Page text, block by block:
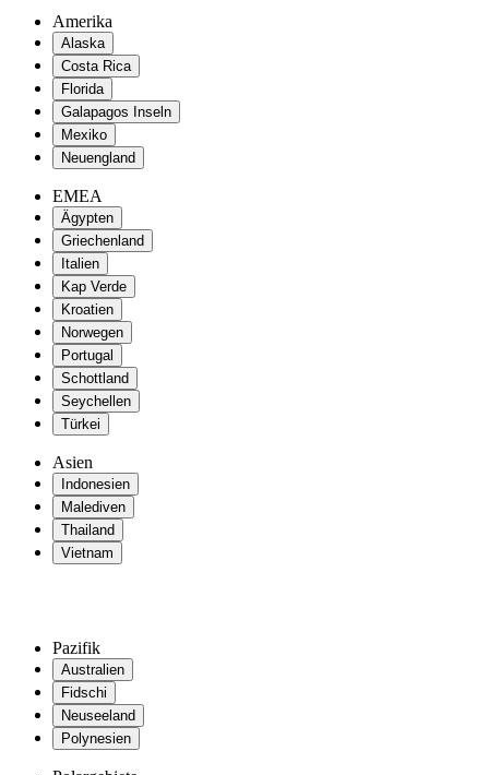
Amerika
Alaska
Costa Rica
Florida
Galapagos Inseln
Mexiko
Neuengland
EMEA
Ägypten
Griechenland
Italien
Kap Verde
Kroatien
Norwegen
Portugal
Schottland
Seychellen
Türkei
Asien
Indonesien
Malediven
Thailand
Vietnam
Pazifik
Australien
Fidschi
Neuseeland
Polynesien